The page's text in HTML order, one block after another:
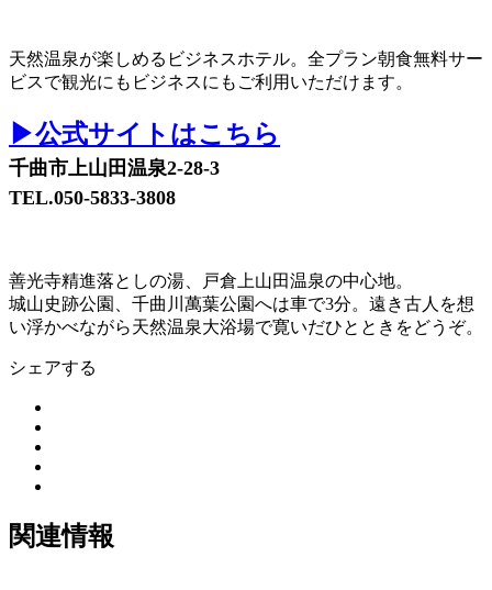
天然温泉が楽しめるビジネスホテル。全プラン朝食無料サー
ビスで観光にもビジネスにもご利用いただけます。
▶公式サイトはこちら
千曲市上山田温泉2-28-3
TEL.050-5833-3808
善光寺精進落としの湯、戸倉上山田温泉の中心地。
城山史跡公園、千曲川萬葉公園へは車で3分。遠き古人を想
い浮かべながら天然温泉大浴場で寛いだひとときをどうぞ。
シェアする
関連情報